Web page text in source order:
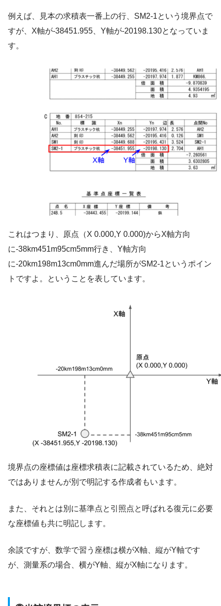
例えば、見本の求積表一番上の行、SM2-1という境界点で
すが、X軸が-38451.955、Y軸が-20198.130となっていま
す。
これはつまり、原点（X 0.000,Y 0.000)からX軸方向
に-38km451m95cm5mm行き、Y軸方向
に-20km198m13cm0mm進んだ場所がSM2-1というポイン
トですよ。ということを表しています。
境界点の座標値は座標求積表に記載されているため、絶対
ではありませんが別で明記する作成者もいます。
また、それとは別に基準点と引照点と呼ばれる復元に必要
な座標値も共に明記します。
余談ですが、数学で習う座標は横がX軸、縦がY軸です
が、測量系の場合、横がY軸、縦がX軸になります。